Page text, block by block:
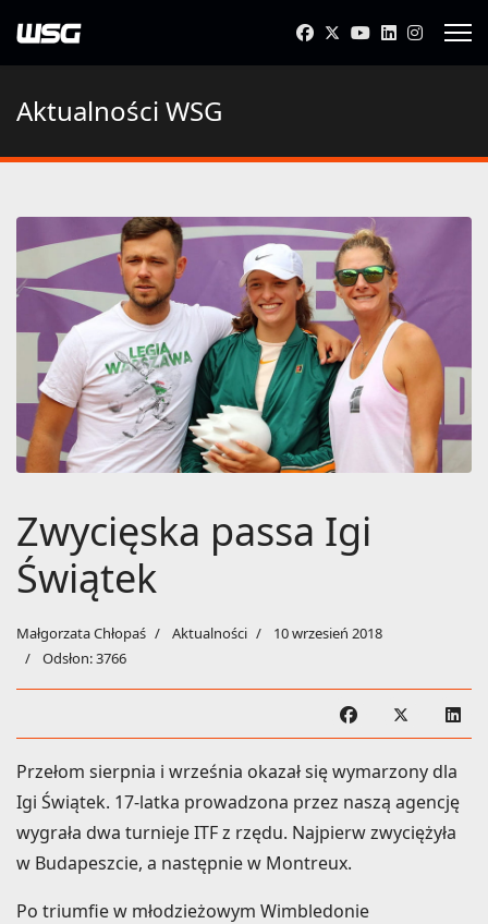
Aktualności WSG
Zwycięska passa Igi
Świątek
Małgorzata Chłopaś Aktualności
10 wrzesień 2018
Odsłon: 3766
Przełom sierpnia i września okazał się wymarzony dla
Igi Świątek. 17-latka prowadzona przez naszą agencję
wygrała dwa turnieje ITF z rzędu. Najpierw zwyciężyła
w Budapeszcie, a następnie w Montreux.
Po triumfie w młodzieżowym Wimbledonie